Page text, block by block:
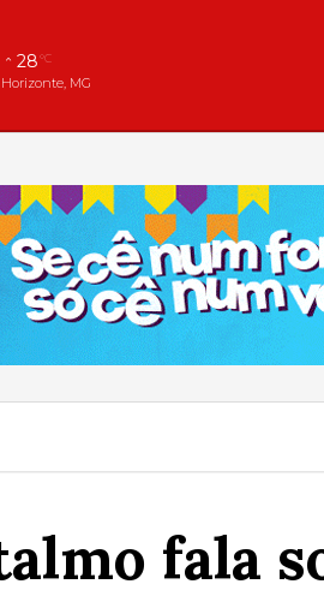
28°C
MG
fala